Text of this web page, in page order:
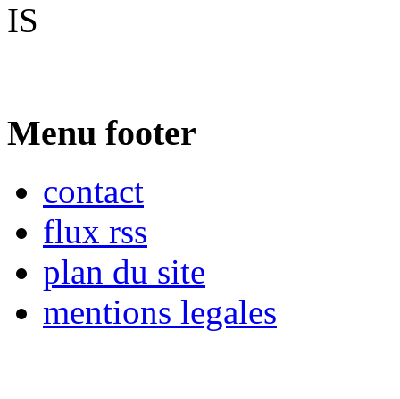
IS
Menu footer
contact
flux rss
plan du site
mentions legales